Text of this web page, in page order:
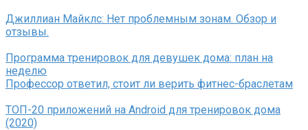
Джиллиан Майклс: Нет проблемным зонам. Обзор и
отзывы.
Программа тренировок для девушек дома: план на
неделю
Профессор ответил, стоит ли верить фитнес-браслетам
ТОП-20 приложений на Android для тренировок дома
(2020)